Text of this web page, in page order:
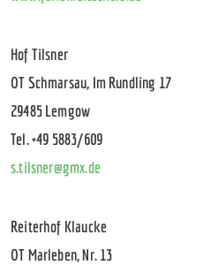
Hof Tilsner
OT Schmarsau, Im Rundling 17
29485 Lemgow
Tel. +49 5883/609
s.tilsner@gmx.de
Reiterhof Klaucke
OT Marleben, Nr. 13